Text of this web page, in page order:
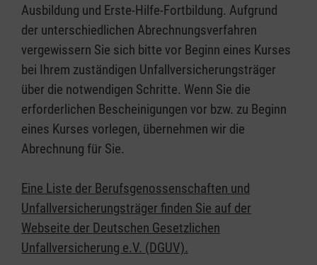
Ausbildung und Erste-Hilfe-Fortbildung. Aufgrund
der unterschiedlichen Abrechnungsverfahren
vergewissern Sie sich bitte vor Beginn eines Kurses
bei Ihrem zuständigen Unfallversicherungsträger
über die notwendigen Schritte. Wenn Sie die
erforderlichen Bescheinigungen vor bzw. zu Beginn
eines Kurses vorlegen, übernehmen wir die
Abrechnung für Sie.
Eine Liste der Berufsgenossenschaften und
Unfallversicherungsträger finden Sie auf der
Webseite der Deutschen Gesetzlichen
Unfallversicherung e.V. (DGUV).